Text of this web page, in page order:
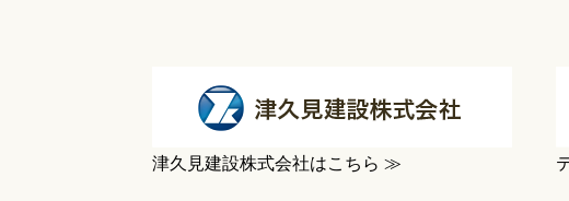
津久見建設株式会社はこちら ≫